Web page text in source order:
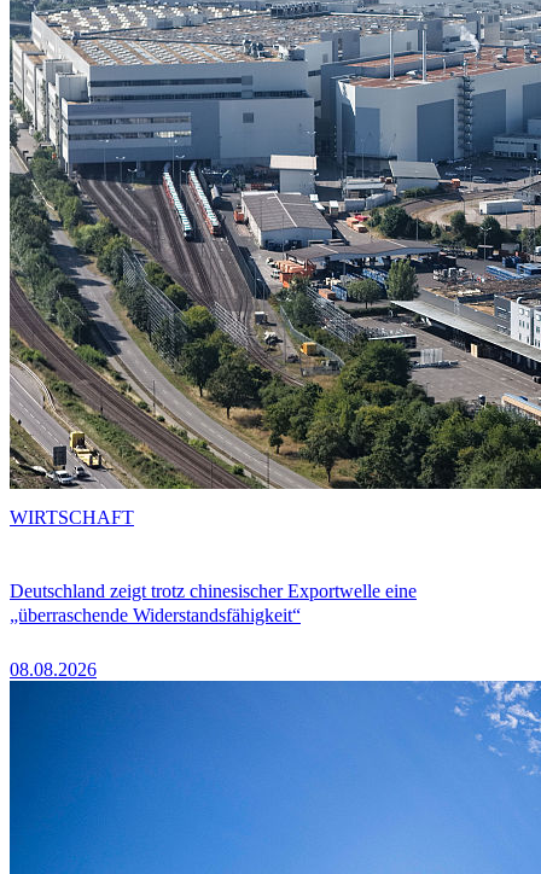
Deutschland zeigt trotz chinesischer Exportwelle eine
„überraschende Widerstandsfähigkeit“
08.08.2026
WIRTSCHAFT